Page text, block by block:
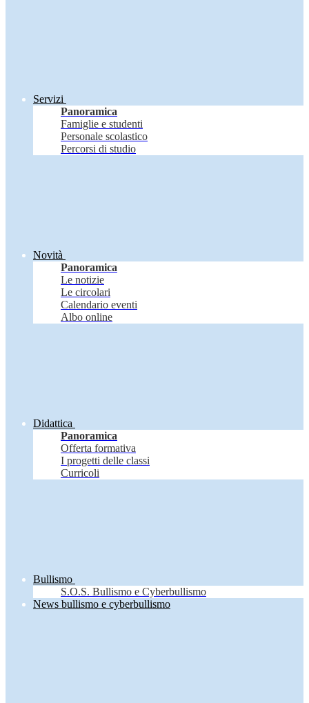
Servizi
Panoramica
Famiglie e studenti
Personale scolastico
Percorsi di studio
Novità
Panoramica
Le notizie
Le circolari
Calendario eventi
Albo online
Didattica
Panoramica
Offerta formativa
I progetti delle classi
Curricoli
Bullismo
S.O.S. Bullismo e Cyberbullismo
News bullismo e cyberbullismo